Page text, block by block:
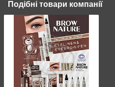
Подібні товари компанії